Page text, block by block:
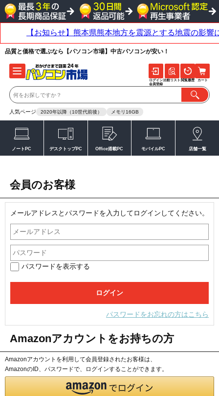
品質と価格で選ぶなら【パソコン市場】中古パソコンが安い！
人気ページ 2020年以降（10世代前後） メモリ16GB
ログイン
会員登録
比較リスト 閲覧履歴 カート
ノートPC デスクトップPC Office搭載PC モバイルPC 店舗一覧
会員のお客様
メールアドレスとパスワードを入力してログインしてください。
パスワードを表示する
パスワードをお忘れの方はこちら
Amazonアカウントをお持ちの方
Amazonアカウントを利用して会員登録されたお客様は、
AmazonのID、パスワードで、ログインすることができます。